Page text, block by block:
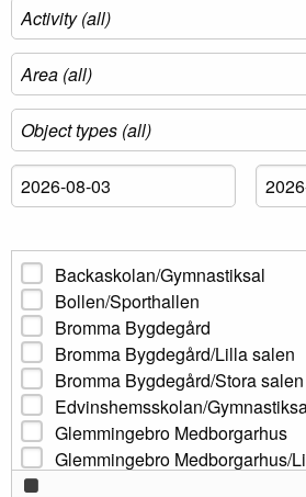
Backaskolan/Gymnastiksal
Bollen/Sporthallen
Bromma Bygdegård
Bromma Bygdegård/Lilla salen
Bromma Bygdegård/Stora salen
Edvinshemsskolan/
Glemmingebro Medborgarhus
Glemmingebro Medborgarhus/